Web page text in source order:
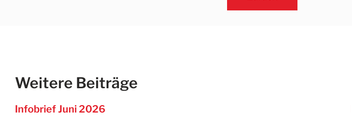
Weitere Beiträge
Infobrief Juni 2026